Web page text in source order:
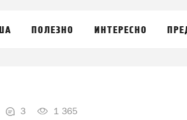
ПОЛЕЗНО ИНТЕРЕСНО
3 1 365